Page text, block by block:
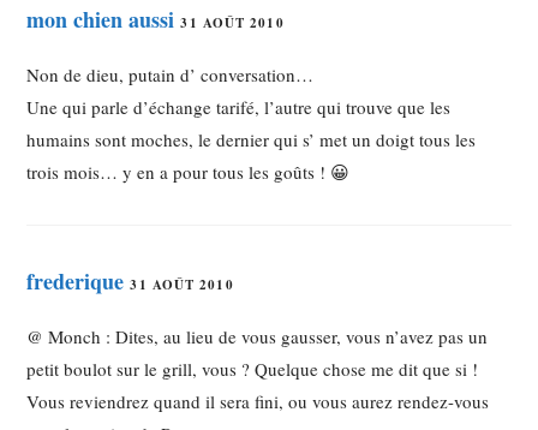
mon chien aussi 31 AOÛT 2010
Non de dieu, putain d’ conversation…
Une qui parle d’échange tarifé, l’autre qui trouve que les
humains sont moches, le dernier qui s’ met un doigt tous les
trois mois… y en a pour tous les goûts ! 😀
frederique 31 AOÛT 2010
@ Monch : Dites, au lieu de vous gausser, vous n’avez pas un
petit boulot sur le grill, vous ? Quelque chose me dit que si !
Vous reviendrez quand il sera fini, ou vous aurez rendez-vous